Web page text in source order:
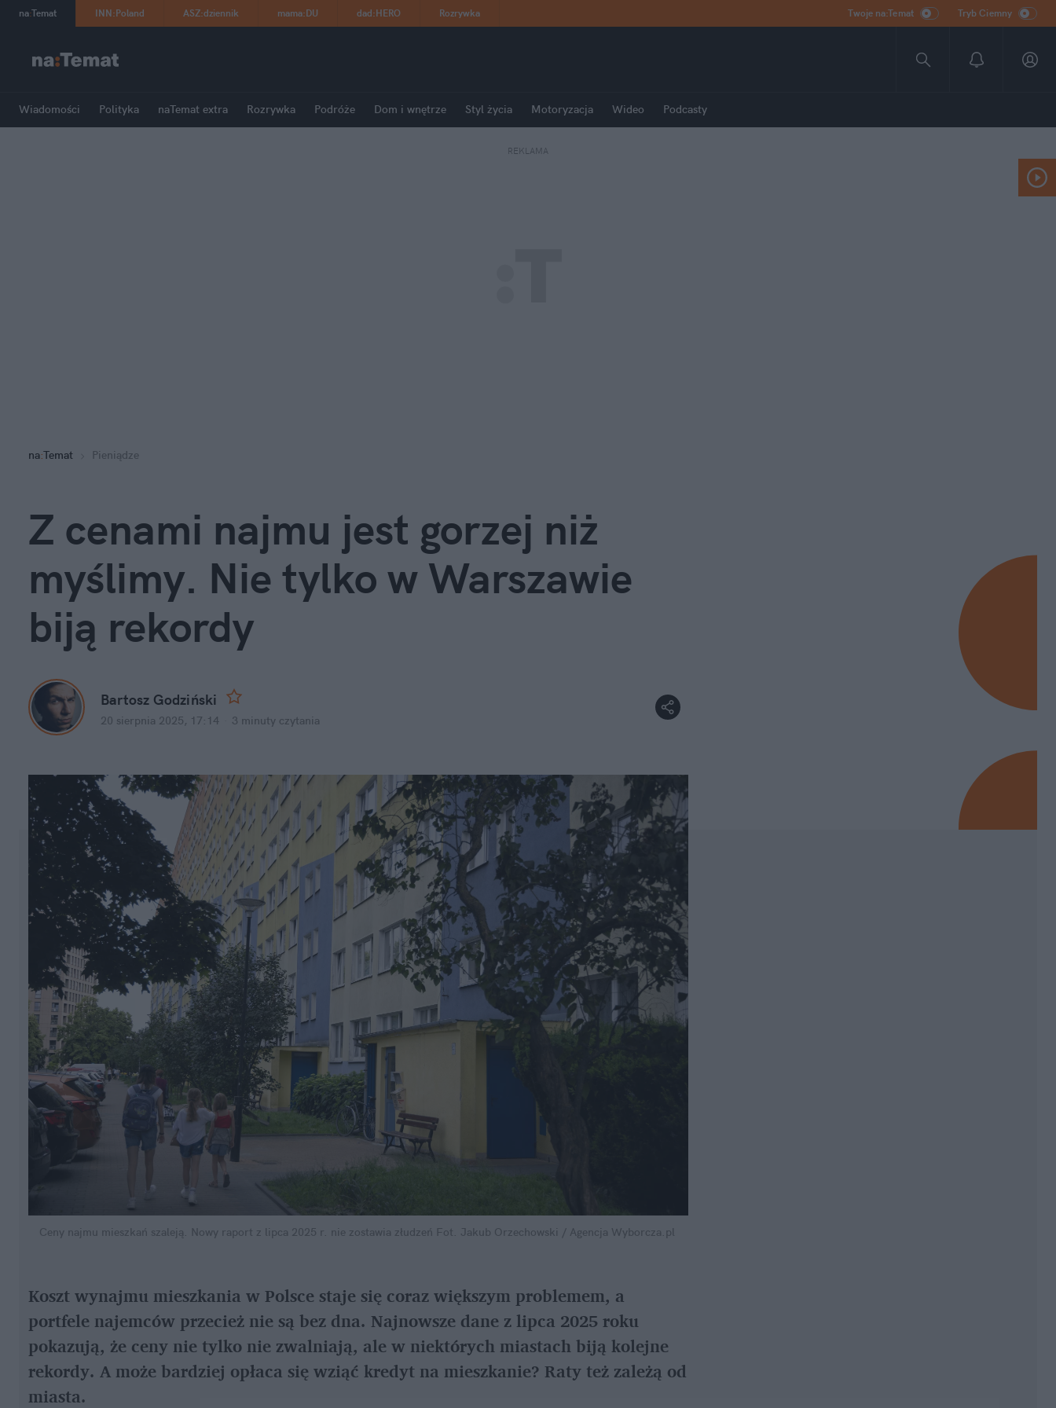
na:Temat INN:Poland ASZ:dziennik mama:DU dad:HERO Rozrywka Twoje na:Temat Tryb Ciemny
Wiadomości Polityka naTemat extra Rozrywka Podróże Dom i wnętrze Styl życia Motoryzacja Wideo Podcasty
REKLAMA
na:Temat Pieniądze
Z cenami najmu jest gorzej niż
myślimy. Nie tylko w Warszawie
biją rekordy
Bartosz Godziński
20 sierpnia 2025, 17:14 3 minuty czytania
Ceny najmu mieszkań szaleją. Nowy raport z lipca 2025 r. nie zostawia złudzeń Fot. Jakub Orzechowski / Agencja Wyborcza.pl
Koszt wynajmu mieszkania w Polsce staje się coraz większym problemem, a
portfele najemców przecież nie są bez dna. Najnowsze dane z lipca 2025 roku
pokazują, że ceny nie tylko nie zwalniają, ale w niektórych miastach biją kolejne
rekordy. A może bardziej opłaca się wziąć kredyt na mieszkanie? Raty też zależą od
miasta.